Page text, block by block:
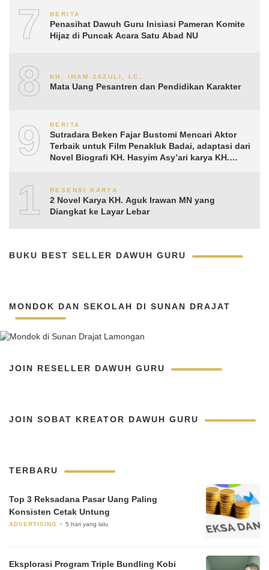
7 BERITA
Penasihat Dawuh Guru Inisiasi Pameran Komite
Hijaz di Puncak Acara Satu Abad NU
8 KH. IMAM JAZULI, LC.
Mata Uang Pesantren dan Pendidikan Karakter
9 BERITA
Sutradara Beken Fajar Bustomi Mencari Aktor
Terbaik untuk Film Penakluk Badai, adaptasi dari
Novel Biografi KH. Hasyim Asy’ari karya KH.
10RESENSI KARYA
2 Novel Karya KH. Aguk Irawan MN yang
Diangkat ke Layar Lebar
BUKU BEST SELLER DAWUH GURU
MONDOK DAN SEKOLAH DI SUNAN DRAJAT
JOIN RESELLER DAWUH GURU
JOIN SOBAT KREATOR DAWUH GURU
TERBARU
Top 3 Reksadana Pasar Uang Paling
Konsisten Cetak Untung
ADVERTISING 5 hari yang lalu
Eksplorasi Program Triple Bundling Kobi